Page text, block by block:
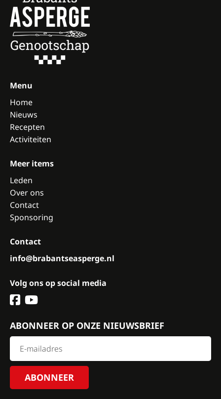
Menu
Home
Nieuws
Recepten
Activiteiten
Meer items
Leden
Over ons
Contact
Sponsoring
Contact
info@brabantseasperge.nl
Volg ons op social media
ABONNEER OP ONZE NIEUWSBRIEF